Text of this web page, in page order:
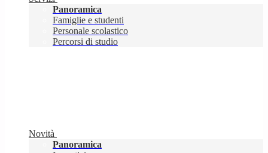
Panoramica
Famiglie e studenti
Personale scolastico
Percorsi di studio
Novità
Panoramica